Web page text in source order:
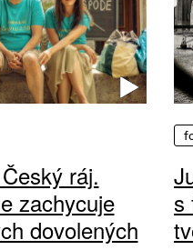
ráj.
zachycuje
dovolených
s